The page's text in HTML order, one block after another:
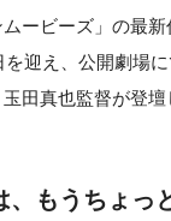
ムービーズ」の最
迎え、公開劇場に
田真也監督が登壇
、もうちょっ